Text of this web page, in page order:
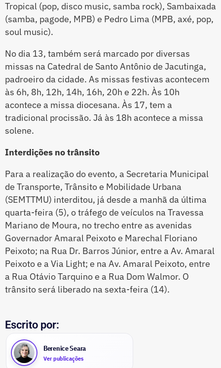
Tropical (pop, disco music, samba rock), Sambaixada
(samba, pagode, MPB) e Pedro Lima (MPB, axé, pop,
soul music).
No dia 13, também será marcado por diversas
missas na Catedral de Santo Antônio de Jacutinga,
padroeiro da cidade. As missas festivas acontecem
às 6h, 8h, 12h, 14h, 16h, 20h e 22h. Às 10h
acontece a missa diocesana. Às 17, tem a
tradicional procissão. Já às 18h acontece a missa
solene.
Interdições no trânsito
Para a realização do evento, a Secretaria Municipal
de Transporte, Trânsito e Mobilidade Urbana
(SEMTTMU) interditou, já desde a manhã da última
quarta-feira (5), o tráfego de veículos na Travessa
Mariano de Moura, no trecho entre as avenidas
Governador Amaral Peixoto e Marechal Floriano
Peixoto; na Rua Dr. Barros Júnior, entre a Av. Amaral
Peixoto e a Via Light; e na Av. Amaral Peixoto, entre
a Rua Otávio Tarquino e a Rua Dom Walmor. O
trânsito será liberado na sexta-feira (14).
Escrito por:
Berenice Seara
Ver publicações